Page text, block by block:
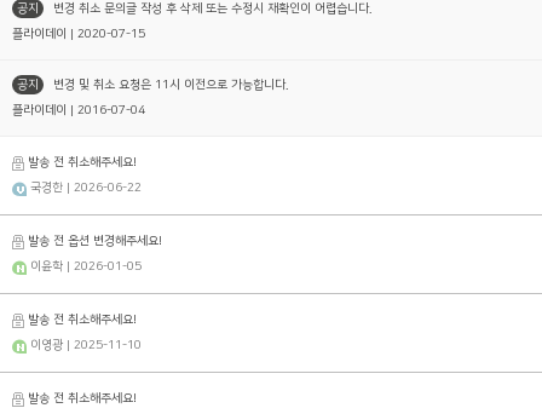
공지
변경 취소 문의글 작성 후 삭제 또는 수정시 재확인이 어렵습니다.
플라이데이 | 2020-07-15
공지
변경 및 취소 요청은 11시 이전으로 가능합니다.
플라이데이 | 2016-07-04
발송 전 취소해주세요!
국경한 | 2026-06-22
발송 전 옵션 변경해주세요!
이윤학 | 2026-01-05
발송 전 취소해주세요!
이영광 | 2025-11-10
발송 전 취소해주세요!